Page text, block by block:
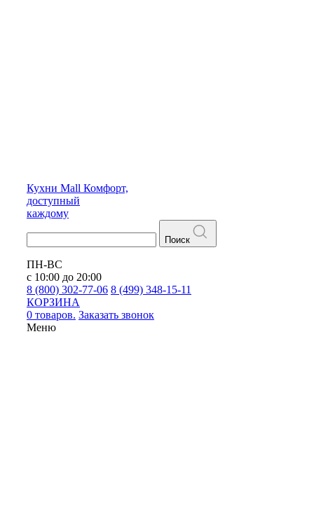
Кухни Mall Комфорт,
доступный
каждому
Поиск
ПН-ВС
с 10:00 до 20:00
8 (800) 302-77-06 8 (499) 348-15-11
КОРЗИНА
0 товаров. Заказать звонок
Меню